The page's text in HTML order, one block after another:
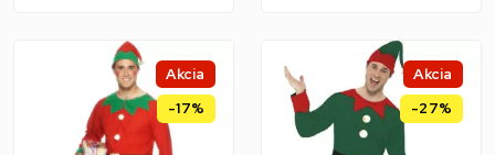
Akcia
-17%
Akcia
-27%